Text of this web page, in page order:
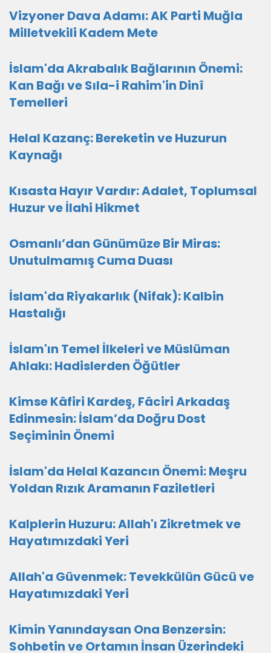
Vizyoner Dava Adamı: AK Parti Muğla
Milletvekili Kadem Mete
İslam'da Akrabalık Bağlarının Önemi:
Kan Bağı ve Sıla-i Rahim'in Dinî
Temelleri
Helal Kazanç: Bereketin ve Huzurun
Kaynağı
Kısasta Hayır Vardır: Adalet, Toplumsal
Huzur ve İlahi Hikmet
Osmanlı’dan Günümüze Bir Miras:
Unutulmamış Cuma Duası
İslam'da Riyakarlık (Nifak): Kalbin
Hastalığı
İslam'ın Temel İlkeleri ve Müslüman
Ahlakı: Hadislerden Öğütler
Kimse Kâfiri Kardeş, Fâciri Arkadaş
Edinmesin: İslam’da Doğru Dost
Seçiminin Önemi
İslam'da Helal Kazancın Önemi: Meşru
Yoldan Rızık Aramanın Faziletleri
Kalplerin Huzuru: Allah'ı Zikretmek ve
Hayatımızdaki Yeri
Allah'a Güvenmek: Tevekkülün Gücü ve
Hayatımızdaki Yeri
Kimin Yanındaysan Ona Benzersin:
Sohbetin ve Ortamın İnsan Üzerindeki